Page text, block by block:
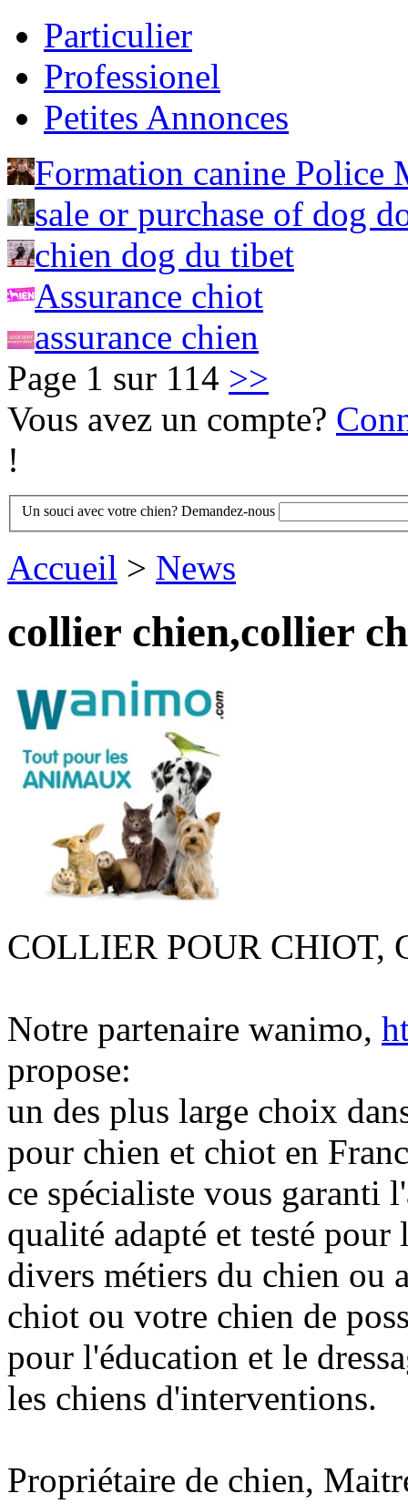
Particulier
Professionel
Petites Annonces
Formation canine Police
sale or purchase of dog
chien dog du tibet
Assurance chiot
assurance chien
Page 1 sur 114 >>
Vous avez un compte?
!
Un souci avec votre chien? Demandez-nous
Accueil > News
collier chien,collier
COLLIER POUR CHIOT,
Notre partenaire wanimo,
propose:
un des plus large choix
pour chien et chiot en
ce spécialiste vous garanti
qualité adapté et testé
divers métiers du chien ou
chiot ou votre chien de
pour l'éducation et le
les chiens d'interventions.
Propriétaire de chien,